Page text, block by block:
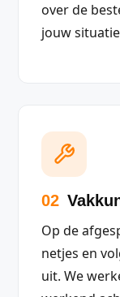
over de
jouw
02
Op de
netjes en
uit. We